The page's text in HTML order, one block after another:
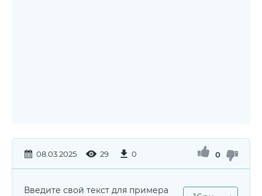
08.03.2025 29 0 0
Введите свой текст для примера